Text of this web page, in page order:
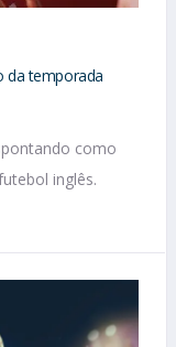
da temporada
como
inglês.